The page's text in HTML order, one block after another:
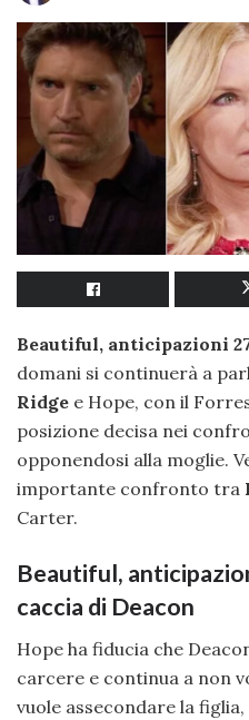
Beautiful, anticipazioni
domani si continuerà a
Ridge e Hope, con il
posizione decisa nei
opponendosi alla moglie.
importante confronto tra
Carter.
Beautiful,
caccia di Deacon
Hope ha fiducia che
carcere e continua a non
vuole assecondare la figlia,